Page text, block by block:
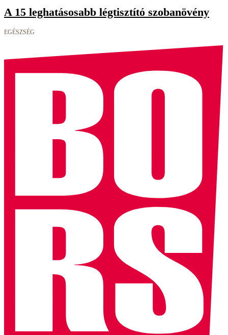
A 15 leghatásosabb légtisztító szobanövény
EGÉSZSÉG